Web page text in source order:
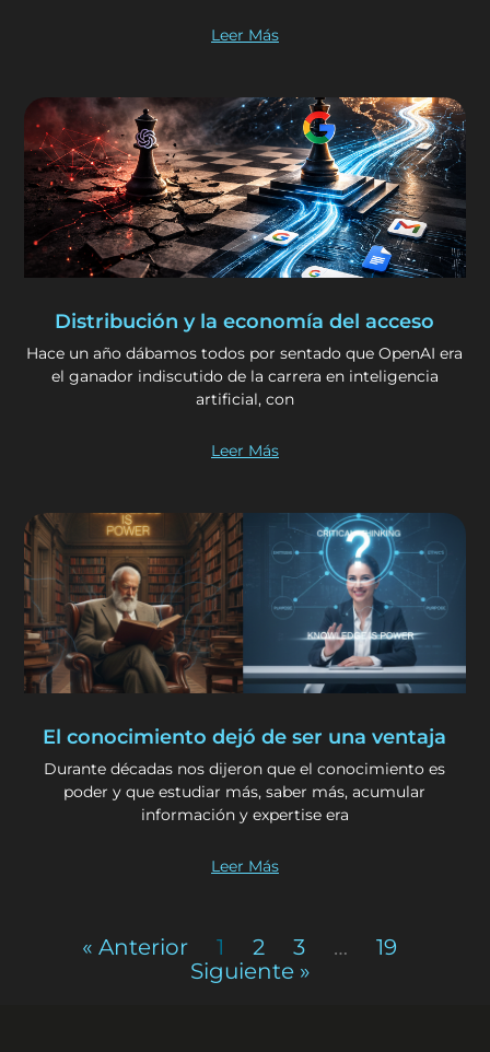
Leer Más
Distribución y la economía del acceso
Hace un año dábamos todos por sentado que OpenAI era
el ganador indiscutido de la carrera en inteligencia
artificial, con
Leer Más
El conocimiento dejó de ser una ventaja
Durante décadas nos dijeron que el conocimiento es
poder y que estudiar más, saber más, acumular
información y expertise era
Leer Más
« Anterior 1 2 3 …
19
Siguiente »